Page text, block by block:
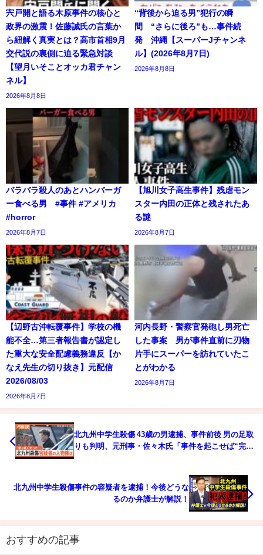
宍戸開と語る木原事件の核心と
政界の激震！佐藤誠氏の言葉か
ら紐解く真実とは？高市首相9月
交代説の裏側に迫る緊急対談
【望月いそことオッカ君チャン
ネル】
2026年8月8日
“背後から迫る男”犯行の瞬
間 “さらに後ろ”も…事件続
発 沖縄【スーパーJチャンネ
ル】(2026年8月7日)
2026年8月8日
バラバラ殺人のあとハンバーガ
ー食べる男 #事件 #アメリカ
#horror
2026年8月7日
【旭川女子高生事件】残虐モン
スター内田の正体と残されたあ
る謎
2026年8月7日
【辺野古沖転覆事件】学校の機
能不全…第三者報告書が認定し
た重大な安全配慮義務違反【か
なえ先生の切り抜き】元配信
2026/08/03
2026年8月7日
河内長野・警察官発砲し男死亡
した事案 男が事件直前に刃物
片手にスーパーを訪れていたこ
とがわかる
2026年8月7日
北九州中学生殺傷 43歳の男逮捕、事件前後 男の足取
りも判明、元刑事・佐々木氏「事件を起こせば“完
北九州中学生殺傷事件の容疑者を逮捕！今後どうな
るのか弁護士が解説！
おすすめの記事